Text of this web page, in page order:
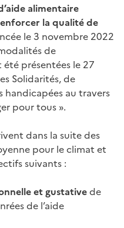
alimentaire
la qualité de
le 3 novembre 2022
de
présentées le 27
Solidarités, de
handicapées au travers
pour tous ».
dans la suite des
pour le climat et
suivants :
et gustativede
de l’aide